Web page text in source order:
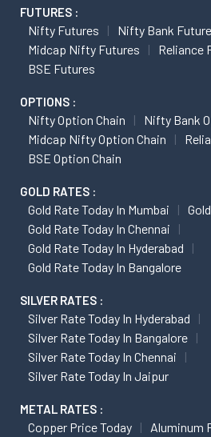
FUTURES :
Nifty Futures
Nifty Bank
Midcap Nifty Futures
Reliance
BSE Futures
OPTIONS :
Nifty Option Chain
Nifty Bank
Midcap Nifty Option Chain
BSE Option Chain
GOLD RATES :
Gold Rate Today In Mumbai
Gold Rate Today In Chennai
Gold Rate Today In Hyderabad
Gold Rate Today In Bangalore
SILVER RATES :
Silver Rate Today In Hyderabad
Silver Rate Today In Bangalore
Silver Rate Today In Chennai
Silver Rate Today In Jaipur
METAL RATES :
Copper Price Today
Aluminum